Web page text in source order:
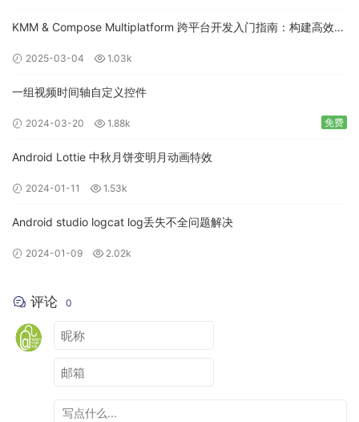
KMM & Compose Multiplatform 跨平台开发入门指南：构建高效的
2025-03-04 1.03k
一组视频时间轴自定义控件
2024-03-20 1.88k 免费
Android Lottie 中秋月饼变明月动画特效
2024-01-11 1.53k
Android studio logcat log丢失不全问题解决
2024-01-09 2.02k
评论 0